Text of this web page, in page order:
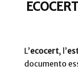
L’ecocert, l’
documento